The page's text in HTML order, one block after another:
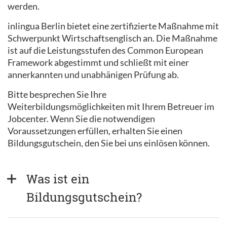
werden.
inlingua Berlin bietet eine zertifizierte Maßnahme mit
Schwerpunkt Wirtschaftsenglisch an. Die Maßnahme
ist auf die Leistungsstufen des Common European
Framework abgestimmt und schließt mit einer
annerkannten und unabhänigen Prüfung ab.
Bitte besprechen Sie Ihre
Weiterbildungsmöglichkeiten mit Ihrem Betreuer im
Jobcenter. Wenn Sie die notwendigen
Voraussetzungen erfüllen, erhalten Sie einen
Bildungsgutschein, den Sie bei uns einlösen können.
Was ist ein
Bildungsgutschein?